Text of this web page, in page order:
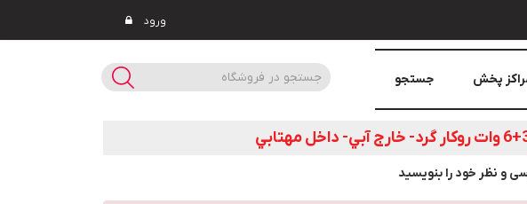
ورود
پخش جستجو
و نظر خود را بنویسید